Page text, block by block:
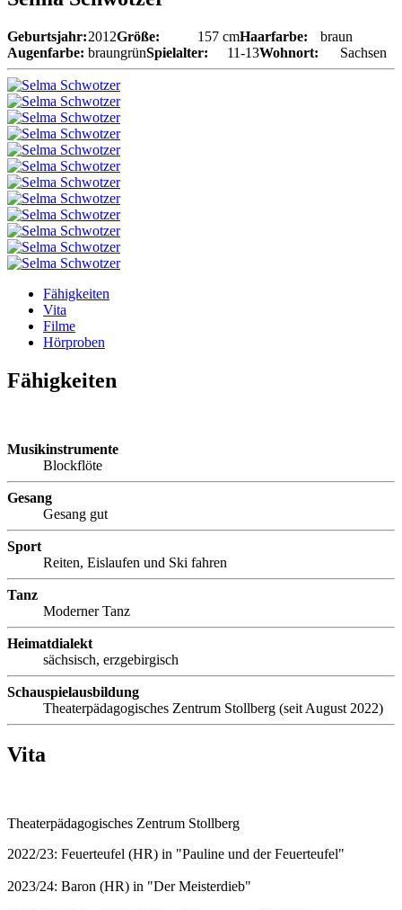
Geburtsjahr:2012Größe: 157 cmHaarfarbe:
braun
Augenfarbe: braungrünSpielalter: 11-13Wohnort: Sachsen
Fähigkeiten
Vita
Filme
Hörproben
Fähigkeiten
Musikinstrumente
Blockflöte
Gesang
Gesang gut
Sport
Reiten, Eislaufen und Ski fahren
Tanz
Moderner Tanz
Heimatdialekt
sächsisch, erzgebirgisch
Schauspielausbildung
Theaterpädagogisches Zentrum Stollberg (seit August 2022)
Vita
Theaterpädagogisches Zentrum Stollberg
2022/23: Feuerteufel (HR) in "Pauline und der Feuerteufel"
2023/24: Baron (HR) in "Der Meisterdieb"